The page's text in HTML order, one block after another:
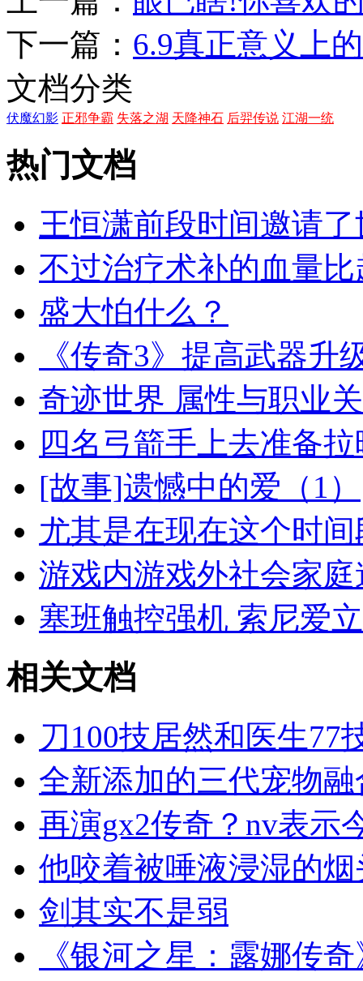
下一篇： 6.9真正意义上
文档分类
伏魔幻影 正邪争霸 失落之湖 天降神石 后羿传说 江湖一统
热门文档
王恒潇前段时间邀请
不过治疗术补的血量
盛大怕什么？
《传奇3》提高武器升
奇迹世界 属性与职业
四名弓箭手上去准备
[故事]遗憾中的爱（1）
尤其是在现在这个时间
游戏内游戏外社会家
塞班触控强机 索尼爱
相关文档
刀100技居然和医生77
全新添加的三代宠物
再演gx2传奇？nv表示
他咬着被唾液浸湿的烟
剑其实不是弱
《银河之星：露娜传